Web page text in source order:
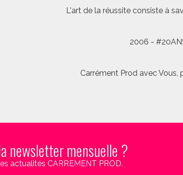
L'art de la réussite consiste à
2006 -
Carrément Prod avec Vous,
newsletter mensuelle ?
actualités CARREMENT PROD.